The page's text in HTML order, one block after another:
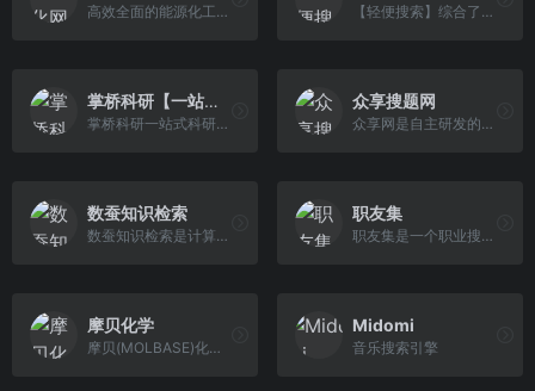
高效全面的能源化工垂直搜索引擎,致力于为能源化工行业提供产品供应、产品求购、行业新闻、产品百科、公司黄页等精准搜索服务,为您带来前所未有的搜索体验！ 【轻便搜索】综合了网页、新闻、购物、电影、小说、游戏、软件、百度云资源、网盘资源、百度网盘搜索、图片搜索、BT番号搜索神器、磁力搜索引擎，种子搜索网站。综合搜索功能，以轻便快捷实用为宗旨，力求打造最权威的新一代综合搜索引擎。
掌桥科研【一站式科研服务平台】
掌桥科研一站式科研服务平台，拥有中文文献6700万+篇，含全部中文科技核心期刊（其中，英文期刊94种、中文期刊1960种），外文文献3700万+篇，中外科技文献总计约1.1亿篇，月更新20万篇以上。掌桥科研致力于为广大科研工作者提供方便、快捷的一站式科技文献查询与下载，以及文献求助、文档翻译、文档转换、文献数据库和全球国防资讯等科研服务。
众享搜题网
众享网是自主研发的搜题平台，能搜索各类考试试题，满足有相同或类似问题的用户需求。
数蚕知识检索
数蚕知识检索是计算机专业技术搜索引擎，专注于搭建计算机技术参考站点，包含计算机维基、计算机理论、图形学、计算机工程等诸多计算机领域的专业技术知识，以自研数据库、web服务器为骨架打造在线计算服务网络架构。
职友集
职友集是一个职业搜索引擎，提供公司点评、职位搜索、工资搜索等服务。帮助你更好了解一家公司。
摩贝化学
摩贝(MOLBASE)化学网是化学行业专业电商综合服务平台，整合海量优质化工供求信息如：化学产品、CAS号查询、化合物数据搜索、化工企业名录、结构式等行业信息，让化学品交易更简单。
Midomi
音乐搜索引擎